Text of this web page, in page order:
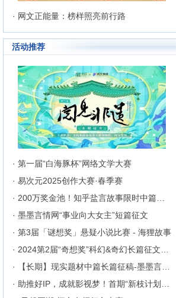
立起极高声望。 历经十二年的风
雨，晋江文学城已经从一个简单的
文学爱好者的集散地快速且稳健地
成长为行业内的翘楚，为1300万
来自不同地区和国家的注册用户突
破地区、种族、语言和国家的障碍
聚集在这里的网络文学同好们构建
起创作交流与沟通的平台。
· 网文正能量：榜样照亮前行路
活动推荐
· 第一届“白海豚杯”网络文学大赛
· 易次元2025创作大赛·春季赛
· 墨墨言情网“事业向大女主”短篇征文
· 第3届「谜想奖」悬疑小说比赛 - 海狸故事